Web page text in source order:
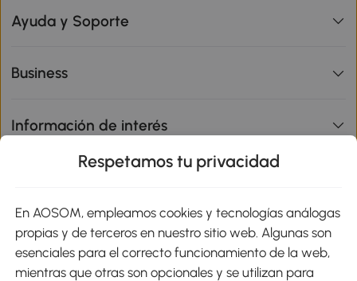
Ayuda y Soporte
Business
Información de interés
Métodos de Pago
Respetamos tu privacidad
En AOSOM, empleamos cookies y tecnologías análogas
propias y de terceros en nuestro sitio web. Algunas son
esenciales para el correcto funcionamiento de la web,
mientras que otras son opcionales y se utilizan para